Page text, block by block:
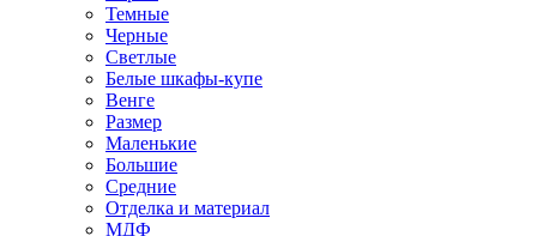
Темные
Черные
Светлые
Белые шкафы-купе
Венге
Размер
Маленькие
Большие
Средние
Отделка и материал
МДФ